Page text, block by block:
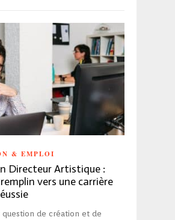
& EMPLOI
Directeur Artistique :
vers une carrière
question de création et de